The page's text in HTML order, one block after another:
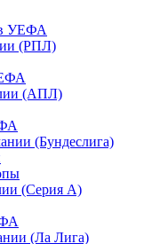
УЕФА
(РПЛ)
(АПЛ)
(Бундеслига)
(Серия А)
(Ла Лига)